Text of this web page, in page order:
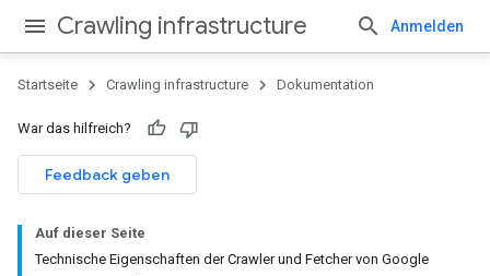
Crawling infrastructure Anmelden
Startseite Crawling infrastructure Dokumentation
War das hilfreich?
Feedback geben
Auf dieser Seite
Technische Eigenschaften der Crawler und Fetcher von Google